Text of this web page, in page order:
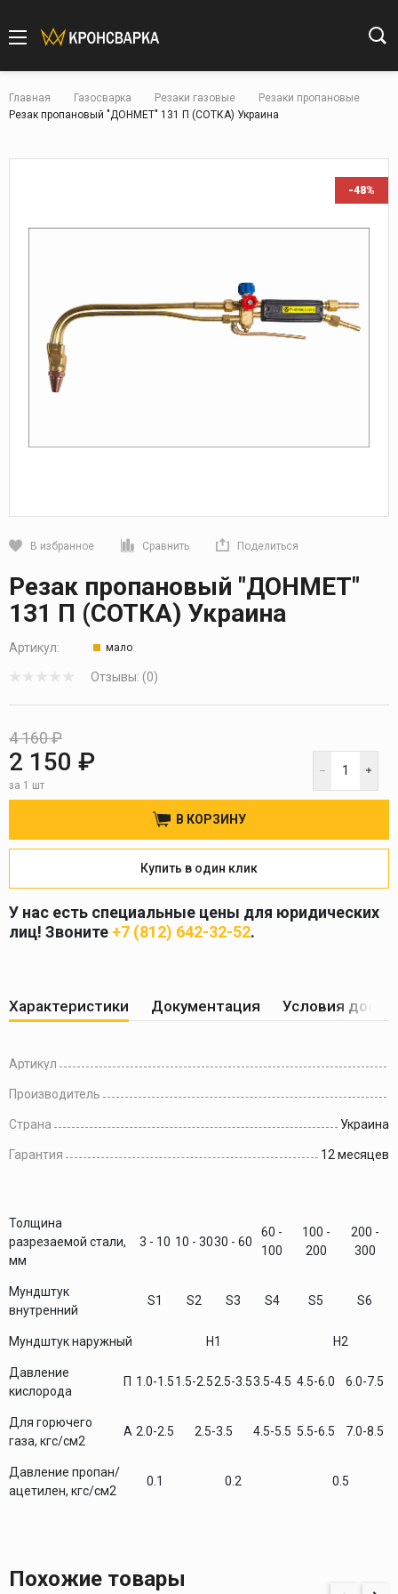
Главная Газосварка Резаки газовые
Резаки пропановые
Резак пропановый "ДОНМЕТ" 131 П (СОТКА) Украина
-48%
В избранное Сравнить Поделиться
Кликните, чтобы скопировать прямую ссылку
Резак пропановый "ДОНМЕТ"
131 П (СОТКА) Украина
Артикул: мало
Отзывы: (0)
4 160 ₽
2 150 ₽
за 1 шт
В КОРЗИНУ
Купить в один клик
У нас есть специальные цены для юридических
лиц! Звоните +7 (812) 642-32-52.
Характеристики Документация Условия
Артикул
Производитель
Страна Украина
Гарантия 12 месяцев
Толщина
разрезаемой стали,
мм
3 - 10 10 - 3030 - 60
60 -
100
100 -
200
200 -
300
Мундштук
внутренний
S1 S2 S3 S4 S5 S6
Мундштук наружный H1 H2
Давление
кислорода
Для горючего
газа, кгс/см2
П 1.0-1.51.5-2.52.5-3.53.5-4.5 4.5-6.0 6.0-7.5
А 2.0-2.5 2.5-3.5 4.5-5.5 5.5-6.5 7.0-8.5
Давление пропан/
ацетилен, кгс/см2
0.1 0.2 0.5
Похожие товары